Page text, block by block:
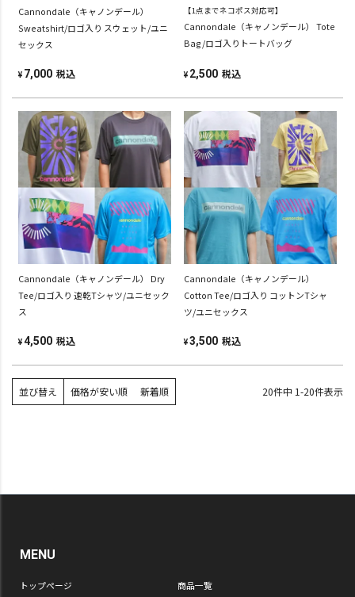
Cannondale（キャノンデール）
Sweatshirt/ロゴ入り スウェット/ユニ
セックス
¥ 7,000 税込
【1点までネコポス対応可】
Cannondale（キャノンデール） Tote
Bag/ロゴ入りトートバッグ
¥ 2,500 税込
Cannondale（キャノンデール） Dry
Tee/ロゴ入り 速乾Tシャツ/ユニセック
ス
¥4,500 税込
Cannondale（キャノンデール）
Cotton Tee/ロゴ入り コットンTシャ
ツ/ユニセックス
¥3,500 税込
並び替え 価格が安い順 新着順 20件中 1-20件表示
MENU
トップページ
商品一覧